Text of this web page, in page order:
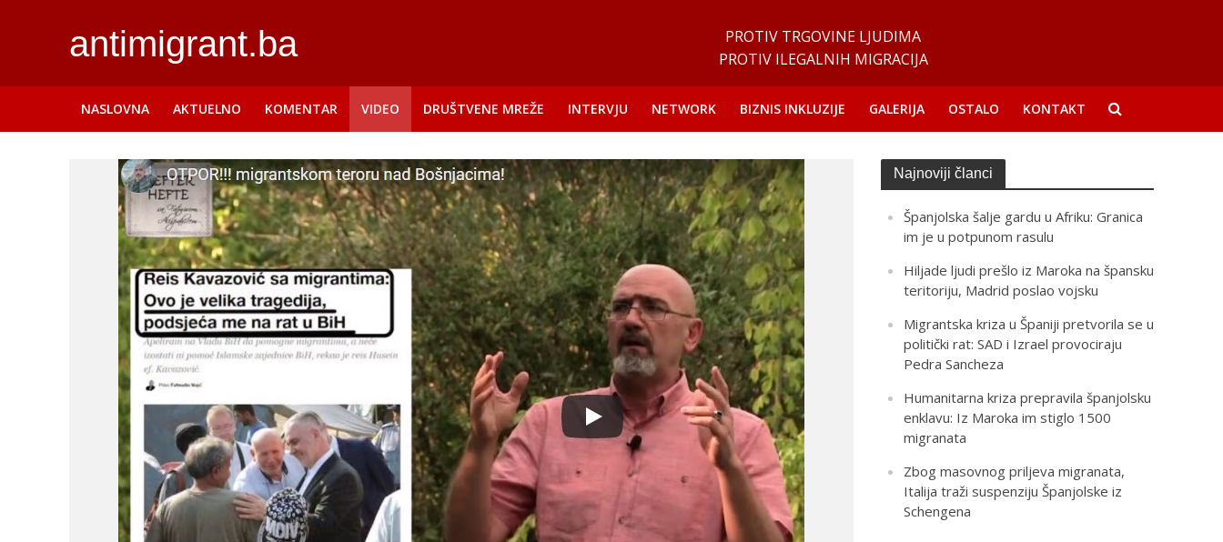
antimigrant.ba
PROTIV TRGOVINE LJUDIMA
PROTIV ILEGALNIH MIGRACIJA
NASLOVNA AKTUELNO KOMENTAR VIDEO DRUŠTVENE MREŽE INTERVJU NETWORK BIZNIS INKLUZIJE GALERIJA OSTALO KONTAKT
Najnoviji članci
Španjolska šalje gardu u Afriku: Granica
im je u potpunom rasulu
Hiljade ljudi prešlo iz Maroka na špansku
teritoriju, Madrid poslao vojsku
Migrantska kriza u Španiji pretvorila se u
politički rat: SAD i Izrael provociraju
Pedra Sancheza
Humanitarna kriza prepravila španjolsku
enklavu: Iz Maroka im stiglo 1500
migranata
Zbog masovnog priljeva migranata,
Italija traži suspenziju Španjolske iz
Schengena